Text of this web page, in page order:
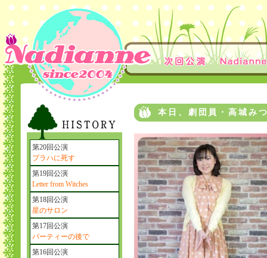
本日、劇団員・高城み
第20回公演
プラハに死す
第19回公演
Letter from Witches
第18回公演
星のサロン
第17回公演
パーティーの後で
第16回公演